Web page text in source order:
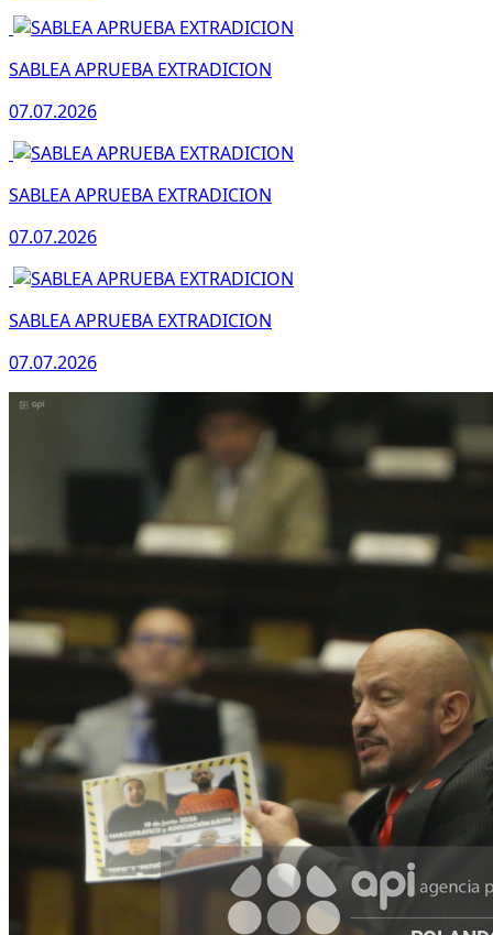
SABLEA APRUEBA EXTRADICION
07.07.2026
SABLEA APRUEBA EXTRADICION
07.07.2026
SABLEA APRUEBA EXTRADICION
07.07.2026